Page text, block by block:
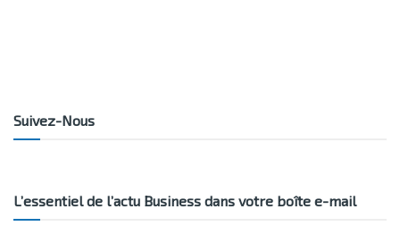
Suivez-Nous
L’essentiel de l’actu Business dans votre boîte e-mail